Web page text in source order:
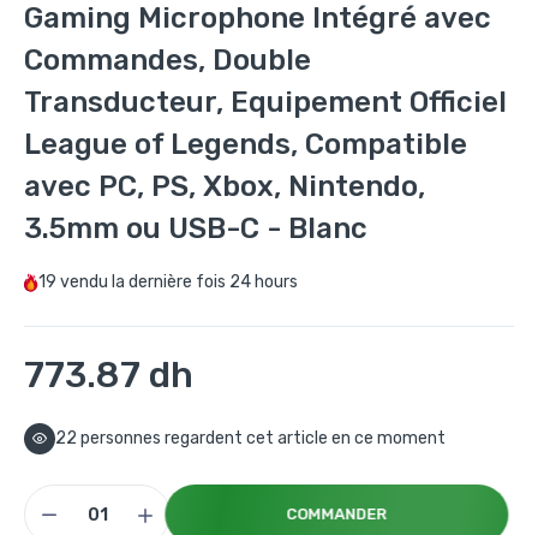
Gaming Microphone Intégré avec
Commandes, Double
Transducteur, Equipement Officiel
League of Legends, Compatible
avec PC, PS, Xbox, Nintendo,
3.5mm ou USB-C - Blanc
19 vendu la dernière fois 24 hours
773.87 dh
22 personnes regardent cet article en ce moment
COMMANDER